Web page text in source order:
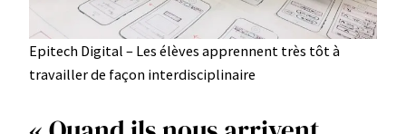
Epitech Digital – Les élèves apprennent très tôt à
travailler de façon interdisciplinaire